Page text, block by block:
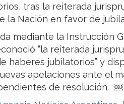
tras la reiterada
la Nación en favor de
mediante la Instrucción
“la reiterada
haberes jubilatorios” y
apelaciones ante el
de resolución. ￼